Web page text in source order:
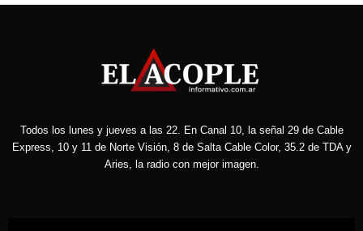
Todos los lunes y jueves a las 22. En Canal 10, la señal 29 de Cable
Express, 10 y 11 de Norte Visión, 8 de Salta Cable Color, 35.2 de TDA y
Aries, la radio con mejor imagen.